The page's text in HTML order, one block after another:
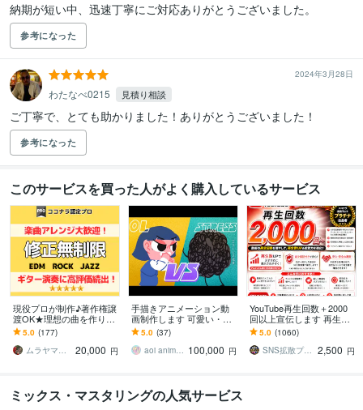
納期が短い中、迅速丁寧にご対応ありがとうございました。
参考になった
2024年3月28日
わたなべ0215 見積り相談
ご丁寧で、とても助かりました！ありがとうございました！
参考になった
このサービスを買った人がよく購入しているサービス
現役プロが制作♪著作権譲
渡OK★理想の曲を作りま
す 納品速度に自信あり！
ギターが大得意です★鼻
歌AI楽曲もお任せ
5.0 (177)
ムラヤマトモユキ
20,000 円
手描きアニメーション動
画制作します 可愛い・ゆ
るい・MV・OP ED・GIF
スタンプ・素材など
5.0 (37)
aoi animation 100,000 円
YouTube再生回数＋2000
回以上宣伝します 再生回
数/ショート動画も可能/振
り分け可能/達成保証付き
5.0 (1060)
SNS拡散プロ【実績1万件越＆即日対応】 2,500 円
ミックス・マスタリングの人気サービス